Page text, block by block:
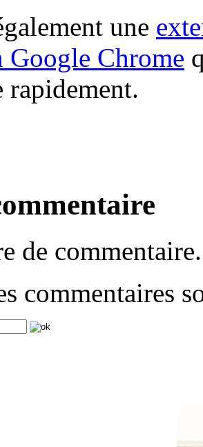
une
Google Chrome
rapidement.
de commentaire.
commentaires